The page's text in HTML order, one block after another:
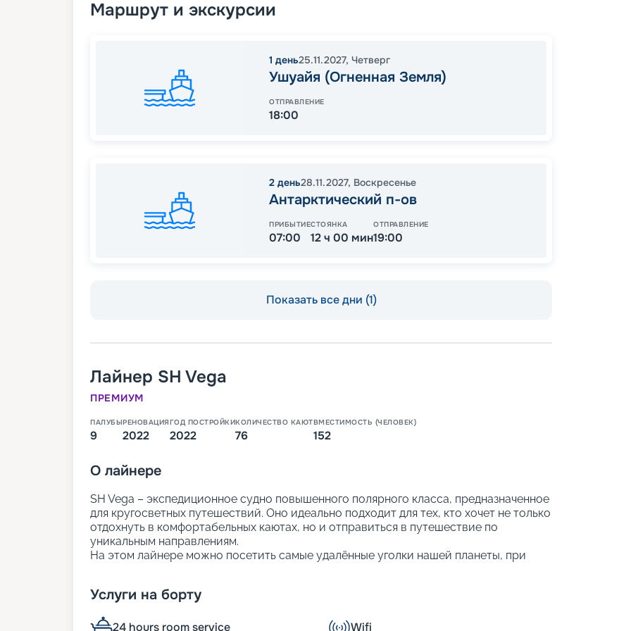
Маршрут и экскурсии
1 день25.11.2027, Четверг
Ушуайя (Огненная Земля)
ОТПРАВЛЕНИЕ
18:00
2 день28.11.2027, Воскресенье
Антарктический п-ов
ПРИБЫТИЕ
07:00
СТОЯНКА
12 ч 00 мин
ОТПРАВЛЕНИЕ
19:00
Показать все дни (1)
Лайнер SH Vega
ПРЕМИУМ
ПАЛУБЫ
9
РЕНОВАЦИЯ
2022
ГОД ПОСТРОЙКИ
2022
КОЛИЧЕСТВО КАЮТ
76
ВМЕСТИМОСТЬ (ЧЕЛОВЕК)
152
О лайнере
SH Vega – экспедиционное судно повышенного полярного класса, предназначенное
для кругосветных путешествий. Оно идеально подходит для тех, кто хочет не только
отдохнуть в комфортабельных каютах, но и отправиться в путешествие по
уникальным направлениям.
На этом лайнере можно посетить самые удалённые уголки нашей планеты, при
В навигации 2024-2026 года туристы могут выбрать круиз по Антарктике и
Аргентина, Антарктида и Чили.
Услуги на борту
24 hours room service Wifi